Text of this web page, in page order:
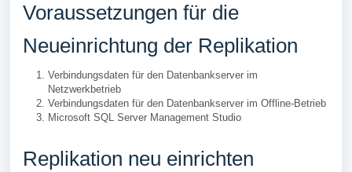
Voraussetzungen für die
Neueinrichtung der Replikation
Verbindungsdaten für den Datenbankserver im
Netzwerkbetrieb
Verbindungsdaten für den Datenbankserver im Offline-Betrieb
Microsoft SQL Server Management Studio
Replikation neu einrichten